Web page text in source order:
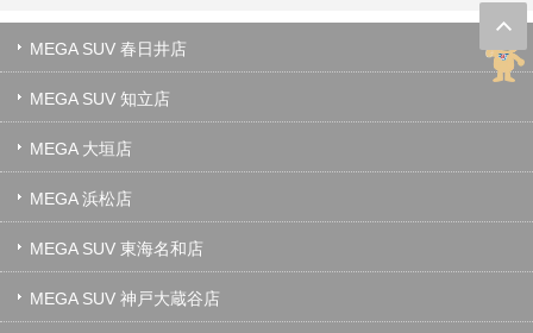
MEGA SUV 春日井店
MEGA SUV 知立店
MEGA 大垣店
MEGA 浜松店
MEGA SUV 東海名和店
MEGA SUV 神戸大蔵谷店